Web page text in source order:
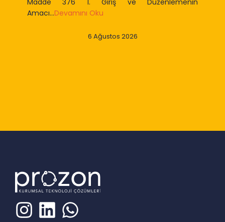
Madde 376 1. Giriş ve Düzenlemenin
Amacı...Devamını Oku
6 Ağustos 2026